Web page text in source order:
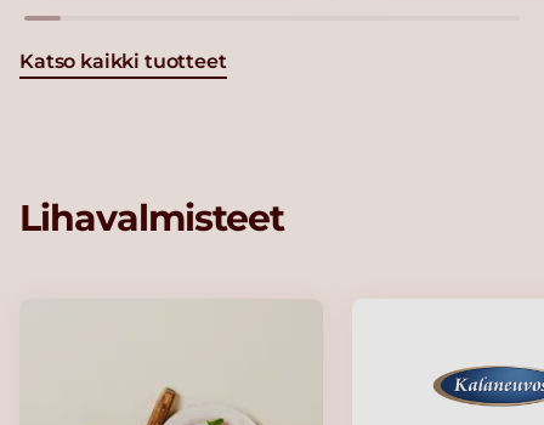
Katso kaikki tuotteet
Lihavalmisteet